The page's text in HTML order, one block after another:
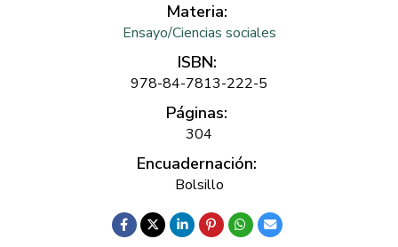
Materia:
Ensayo/Ciencias sociales
ISBN:
978-84-7813-222-5
Páginas:
304
Encuadernación:
Bolsillo